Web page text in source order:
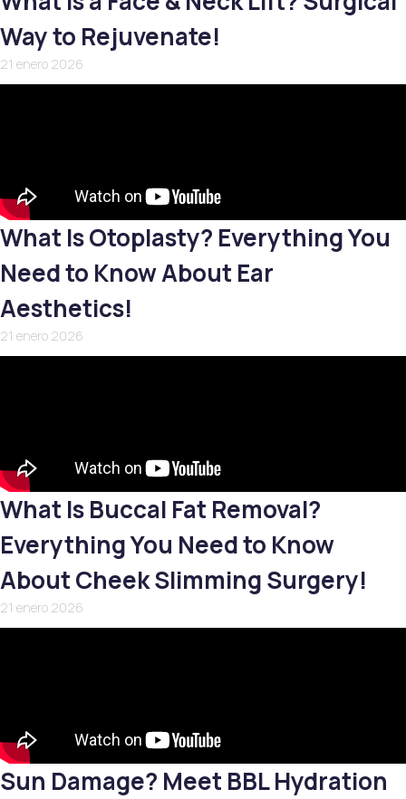
Way to Rejuvenate!
21 enero 2026
What Is Otoplasty? Everything You
Need to Know About Ear
Aesthetics!
21 enero 2026
What Is Buccal Fat Removal?
Everything You Need to Know
About Cheek Slimming Surgery!
21 enero 2026
Sun Damage? Meet BBL Hydration